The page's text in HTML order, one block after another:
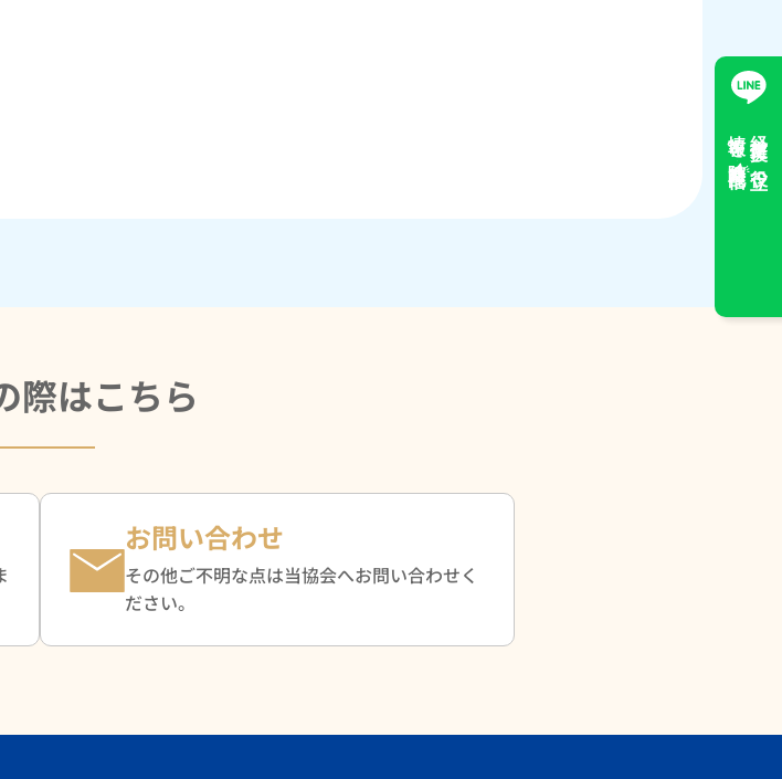
経営支援に役立つ
情報を随時配信
際はこちら
お問い合わせ
その他ご不明な点は当協会へお問い合わせく
ださい。